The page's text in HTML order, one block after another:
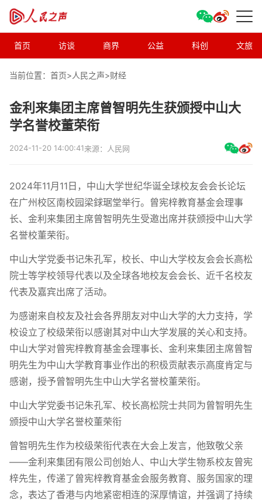
首页 访谈 商界 公益 科创 文旅
当前位置：首页>人民之声>财经
金利来集团主席曾智明先生获颁授中山大
学名誉校董荣衔
2024-11-20 14:00:41来源：人民网
2024年11月11日，中山大学世纪华诞全球校友会会长论坛
在广州校区南校园梁銶琚堂举行。曾宪梓教育基金会理事
长、金利来集团主席曾智明先生受邀出席并获颁授中山大学
名誉校董荣衔。
中山大学党委书记朱孔军，校长、中山大学校友会会长高松
院士等学校领导代表以及全球各地校友会会长、近千名校友
代表及嘉宾出席了活动。
为感谢来自校友及社会各界朋友对中山大学的大力支持，学
校设立了校级荣衔以感谢其对中山大学发展的关心和支持。
中山大学对曾宪梓教育基金会理事长、金利来集团主席曾智
明先生为中山大学教育事业作出的积极贡献表示高度肯定与
感谢，授予曾智明先生中山大学名誉校董荣衔。
中山大学党委书记朱孔军、校长高松院士共同为曾智明先生
颁授中山大学名誉校董荣衔
曾智明先生作为校级荣衔代表在大会上发言，他致敬父亲
——金利来集团有限公司创始人、中山大学生物系校友曾宪
梓先生，传递了曾宪梓教育基金会服务教育、服务国家的理
念，表达了香港与内地紧密相连的深厚情谊，并强调了持续